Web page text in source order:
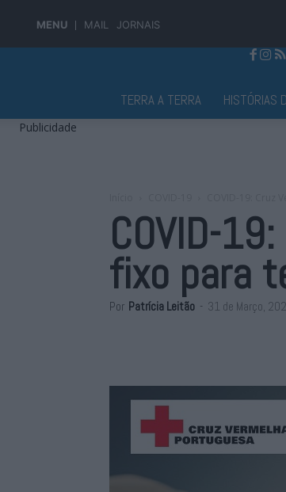
MENU MAIL JORNAIS
TERRA A TERRA HISTÓRIAS
Publicidade
COVID-
fixo para
Por Patrícia Leitão - 31 de Março,